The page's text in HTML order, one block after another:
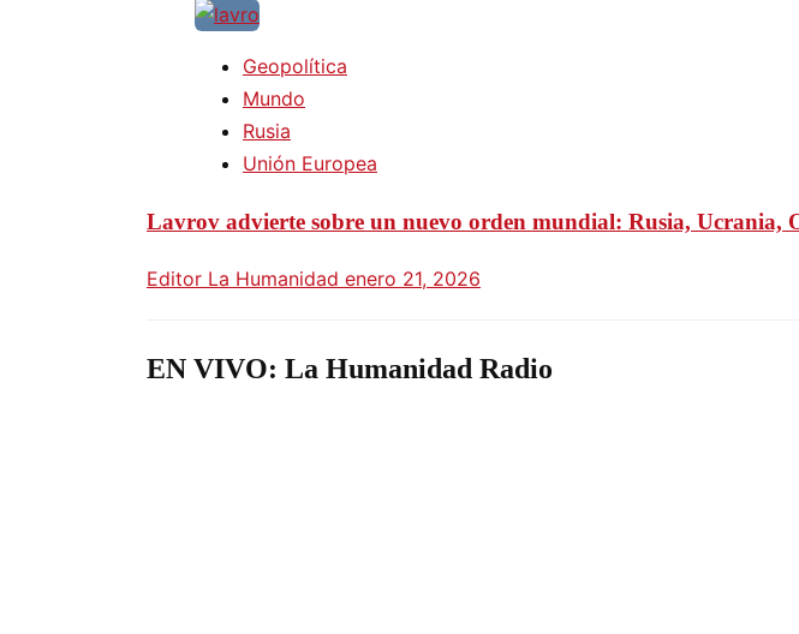
Geopolítica
Mundo
Rusia
Unión Europea
Lavrov advierte sobre un nuevo orden mundial: Rusia, Ucrania,
Editor La Humanidad enero 21, 2026
EN VIVO: La Humanidad Radio